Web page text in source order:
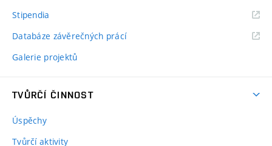
Stipendia
Databáze závěrečných prácí
Galerie projektů
TVŮRČÍ ČINNOST
Úspěchy
Tvůrčí aktivity